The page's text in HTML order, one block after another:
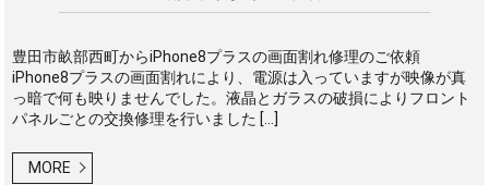
豊田市畝部西町からiPhone8プラスの画面割れ修理のご依頼
iPhone8プラスの画面割れにより、電源は入っていますが映像が真
っ暗で何も映りませんでした。液晶とガラスの破損によりフロント
パネルごとの交換修理を行いました […]
MORE